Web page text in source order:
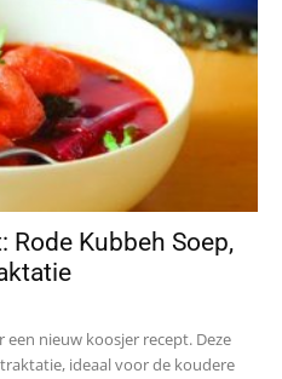
Rode Kubbeh Soep,
nieuw koosjer recept. Deze
ideaal voor de koudere